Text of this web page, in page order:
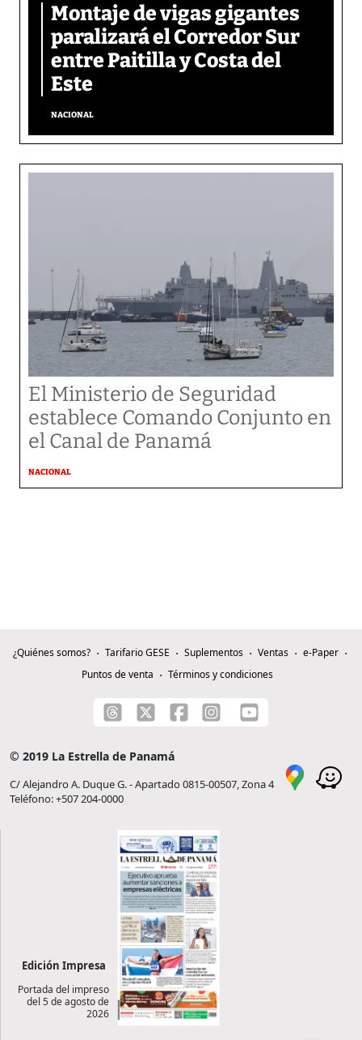
Montaje de vigas gigantes
paralizará el Corredor Sur
entre Paitilla y Costa del
Este
NACIONAL
El Ministerio de Seguridad
establece Comando Conjunto en
el Canal de Panamá
NACIONAL
¿Quiénes somos? Tarifario GESE Suplementos Ventas
e-Paper
Puntos de venta
Términos y condiciones
© 2019 La Estrella de Panamá
C/ Alejandro A. Duque G. - Apartado 0815-00507, Zona 4
Teléfono: +507 204-0000
Edición Impresa
Portada del impreso
del 5 de agosto de
2026